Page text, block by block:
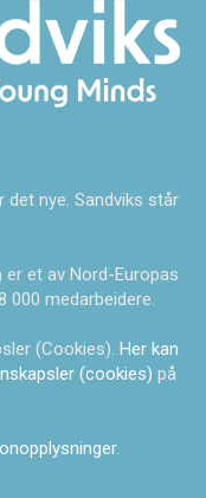
nye. Sandviks står
er et av Nord-Europas
000 medarbeidere.
(Cookies). Her kan
(cookies) på
.